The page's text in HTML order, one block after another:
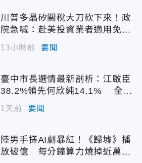
川普多晶矽關稅大刀砍下來！政
院急喊：赴美投資業者適用免稅
配額
13小時前 要聞
臺中市長選情最新剖析：江啟臣
38.2%領先何欣純14.1% 全世
代支持度全面居首
1天前 要聞
陸男手搓AI劇暴紅！《歸墟》播
放破億 每分鐘算力燒掉近萬台